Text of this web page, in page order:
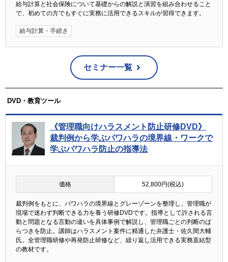
給与計算と社会保険について基礎からの解説と演習を組み合わせること
で、初めての方でもすぐに実務に活用できるスキルが習得できます。
給与計算・手続き
セミナー一覧
DVD・教育ツール
《管理職向けハラスメント防止研修DVD》
裁判例から学ぶパワハラの境界線・ワークで
学ぶパワハラ防止の指導法
価格 52,800円(税込)
裁判例をもとに、パワハラの境界線とグレーゾーンを整理し、管理職が
現場で迷わず判断できる力を養う研修DVDです。指導として許される言
動と問題となる言動の違いを具体事例で解説し、管理職ごとの判断のば
らつきを防止。講師はハラスメント案件に精通した弁護士・佐久間大輔
氏。全管理職研修や再発防止研修など、繰り返し活用できる実務直結型
の教材です。